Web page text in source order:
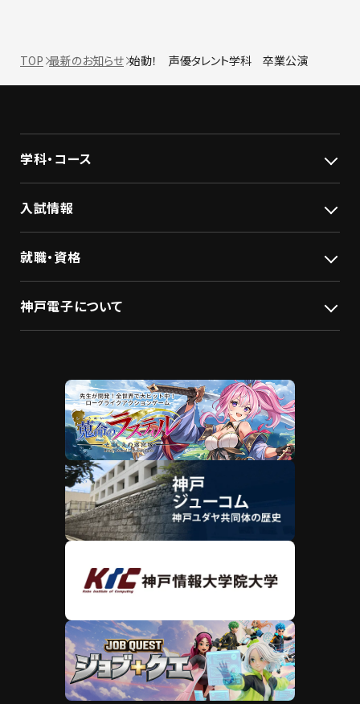
TOP 最新のお知らせ 始動！ 声優タレント学科 卒業公演
学科・コース
入試情報
就職・資格
神戸電子について